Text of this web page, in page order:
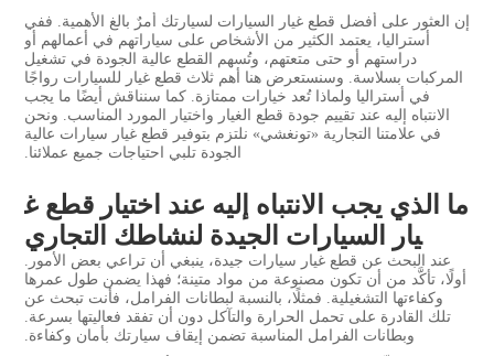
إن العثور على أفضل قطع غيار السيارات لسيارتك أمرٌ بالغ الأهمية. ففي
أستراليا، يعتمد الكثير من الأشخاص على سياراتهم في أعمالهم أو
دراستهم أو حتى متعتهم، وتُسهم القطع عالية الجودة في تشغيل
المركبات بسلاسة. وسنستعرض هنا أهم ثلاث قطع غيار للسيارات رواجًا
في أستراليا ولماذا تُعد خيارات ممتازة. كما سنناقش أيضًا ما يجب
الانتباه إليه عند تقييم جودة قطع الغيار واختيار المورد المناسب. ونحن
في علامتنا التجارية «تونغشي» نلتزم بتوفير قطع غيار سيارات عالية
الجودة تلبي احتياجات جميع عملائنا.
ما الذي يجب الانتباه إليه عند اختيار قطع غ
يار السيارات الجيدة لنشاطك التجاري
عند البحث عن قطع غيار سيارات جيدة، ينبغي أن تراعي بعض الأمور.
أولًا، تأكَّد من أن تكون مصنوعة من مواد متينة؛ فهذا يضمن طول عمرها
وكفاءتها التشغيلية. فمثلًا، بالنسبة لبطانات الفرامل، فأنت تبحث عن
تلك القادرة على تحمل الحرارة والتآكل دون أن تفقد فعاليتها بسرعة.
وبطانات الفرامل المناسبة تضمن إيقاف سيارتك بأمان وكفاءة.